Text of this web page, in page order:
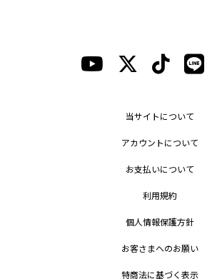
当サイトについて
アカウントについて
お支払いについて
利用規約
個人情報保護方針
お客さまへのお願い
特商法に基づく表示